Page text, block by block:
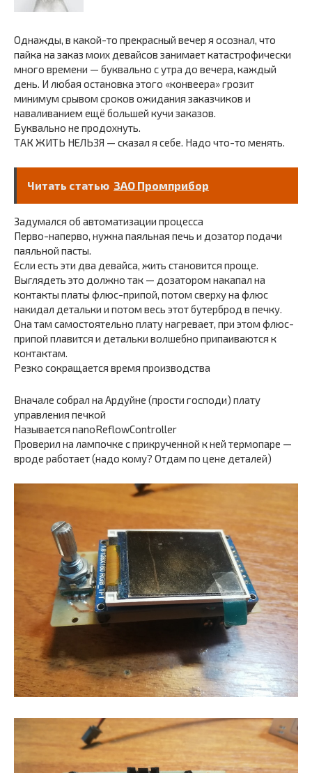
Однажды, в какой-то прекрасный вечер я осознал, что
пайка на заказ моих девайсов занимает катастрофически
много времени — буквально с утра до вечера, каждый
день. И любая остановка этого «конвеера» грозит
минимум срывом сроков ожидания заказчиков и
наваливанием ещё большей кучи заказов.
Буквально не продохнуть.
ТАК ЖИТЬ НЕЛЬЗЯ — сказал я себе. Надо что-то менять.
Читать статью ЗАО Промприбор
Задумался об автоматизации процесса
Перво-наперво, нужна паяльная печь и дозатор подачи
паяльной пасты.
Если есть эти два девайса, жить становится проще.
Выглядеть это должно так — дозатором накапал на
контакты платы флюс-припой, потом сверху на флюс
накидал детальки и потом весь этот бутерброд в печку.
Она там самостоятельно плату нагревает, при этом флюс-
припой плавится и детальки волшебно припаиваются к
контактам.
Резко сокращается время производства
Вначале собрал на Ардуйне (прости господи) плату
управления печкой
Называется nanoReflowController
Проверил на лампочке с прикрученной к ней термопаре —
вроде работает (надо кому? Отдам по цене деталей)